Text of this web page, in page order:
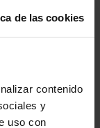
de las cookies
contenido
y
uso con